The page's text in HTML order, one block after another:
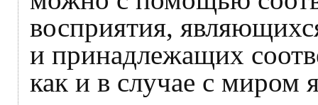
восприятия,
и принадлежащих
как и в случае с миром